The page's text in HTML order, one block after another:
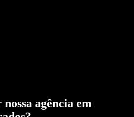
agência em